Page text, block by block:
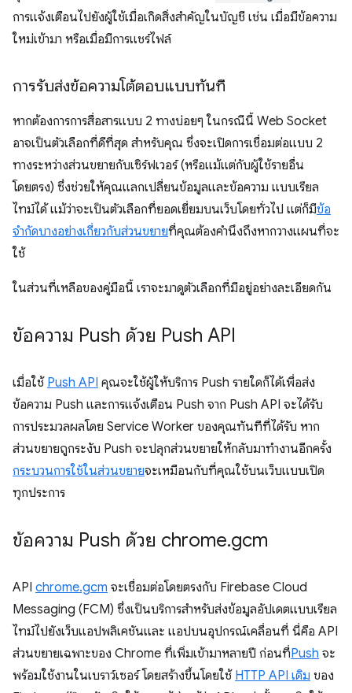
การแจ้งเตือนไปยังผู้ใช้เมื่อเกิดสิ่งสำคัญในบัญชี เช่น เมื่อมีข้อความ
ใหม่เข้ามา หรือเมื่อมีการแชร์ไฟล์
การรับส่งข้อความโต้ตอบแบบทันที
หากต้องการการสื่อสารแบบ 2 ทางบ่อยๆ ในกรณีนี้ Web Socket
อาจเป็นตัวเลือกที่ดีที่สุด สำหรับคุณ ซึ่งจะเปิดการเชื่อมต่อแบบ 2
ทางระหว่างส่วนขยายกับเซิร์ฟเวอร์ (หรือแม้แต่กับผู้ใช้รายอื่น
โดยตรง) ซึ่งช่วยให้คุณแลกเปลี่ยนข้อมูลและข้อความ แบบเรียล
ไทม์ได้ แม้ว่าจะเป็นตัวเลือกที่ยอดเยี่ยมบนเว็บโดยทั่วไป แต่ก็มีข้อ
จำกัดบางอย่างเกี่ยวกับส่วนขยายที่คุณต้องคำนึงถึงหากวางแผนที่จะ
ใช้
ในส่วนที่เหลือของคู่มือนี้ เราจะมาดูตัวเลือกที่มีอยู่อย่างละเอียดกัน
ข้อความ Push ด้วย Push API
เมื่อใช้ Push API คุณจะใช้ผู้ให้บริการ Push รายใดก็ได้เพื่อส่ง
ข้อความ Push และการแจ้งเตือน Push จาก Push API จะได้รับ
การประมวลผลโดย Service Worker ของคุณทันทีที่ได้รับ หาก
ส่วนขยายถูกระงับ Push จะปลุกส่วนขยายให้กลับมาทำงานอีกครั้ง
กระบวนการใช้ในส่วนขยายจะเหมือนกับที่คุณใช้บนเว็บแบบเปิด
ทุกประการ
ข้อความ Push ด้วย chrome.gcm
API chrome.gcm จะเชื่อมต่อโดยตรงกับ Firebase Cloud
Messaging (FCM) ซึ่งเป็นบริการสำหรับส่งข้อมูลอัปเดตแบบเรียล
ไทม์ไปยังเว็บแอปพลิเคชันและ แอปบนอุปกรณ์เคลื่อนที่ นี่คือ API
ส่วนขยายเฉพาะของ Chrome ที่เพิ่มเข้ามาหลายปี ก่อนที่Push จะ
พร้อมใช้งานในเบราว์เซอร์ โดยสร้างขึ้นโดยใช้ HTTP API เดิม ของ